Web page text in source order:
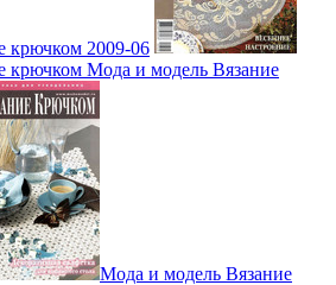
крючком 2009-06
крючком Мода и модель Вязание
Мода и модель Вязание